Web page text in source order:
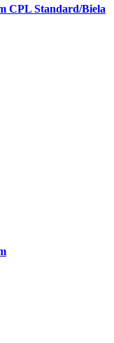
CPL Standard/Biela